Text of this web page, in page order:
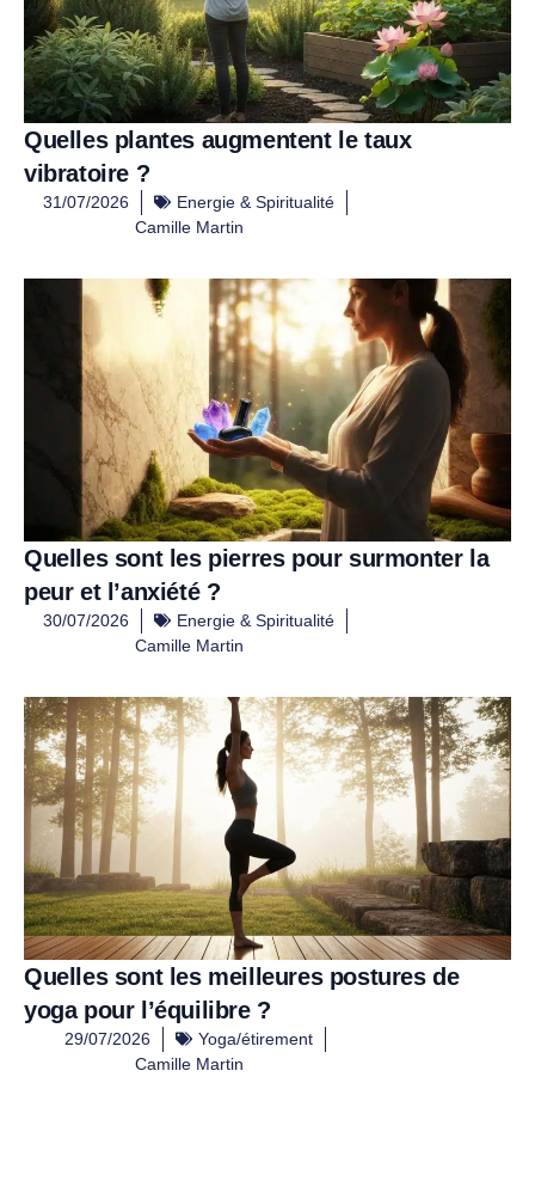
Quelles plantes augmentent le taux
vibratoire ?
31/07/2026
Energie & Spiritualité
Camille Martin
Quelles sont les pierres pour surmonter la
peur et l’anxiété ?
30/07/2026
Energie & Spiritualité
Camille Martin
Quelles sont les meilleures postures de
yoga pour l’équilibre ?
29/07/2026
Yoga/étirement
Camille Martin